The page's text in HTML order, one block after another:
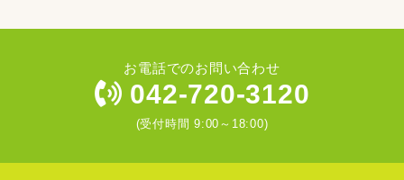
お電話でのお問い合わせ
042-720-3120
(受付時間 9:00～18:00)